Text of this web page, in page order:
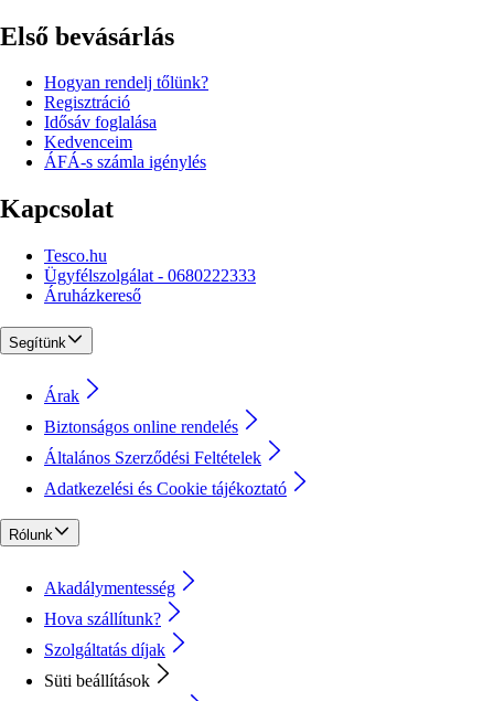
Első bevásárlás
Hogyan rendelj tőlünk?
Regisztráció
Idősáv foglalása
Kedvenceim
ÁFÁ-s számla igénylés
Kapcsolat
Tesco.hu
Ügyfélszolgálat - 0680222333
Áruházkereső
Segítünk
Árak
Biztonságos online rendelés
Általános Szerződési Feltételek
Adatkezelési és Cookie tájékoztató
Rólunk
Akadálymentesség
Hova szállítunk?
Szolgáltatás díjak
Süti beállítások